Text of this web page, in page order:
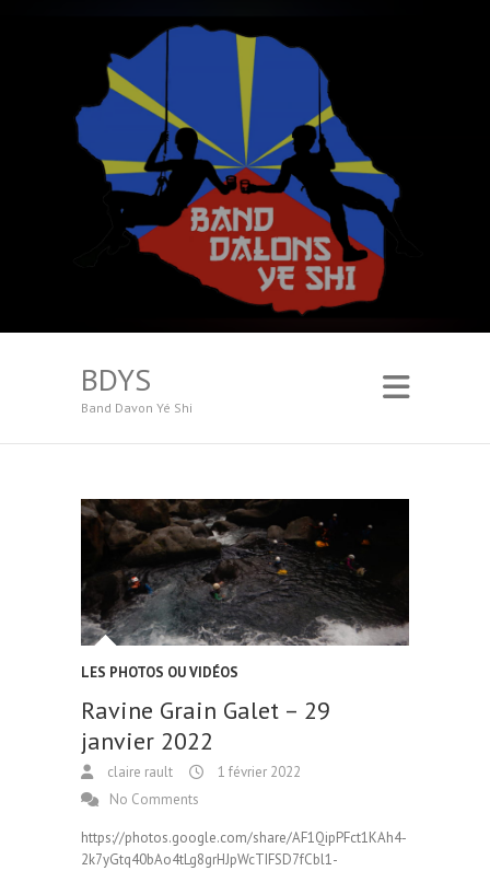
BDYS
Band Davon Yé Shi
LES PHOTOS OU VIDÉOS
Ravine Grain Galet – 29
janvier 2022
claire rault
1 février 2022
No Comments
https://photos.google.com/share/AF1QipPFct1KAh4-
2k7yGtq40bAo4tLg8grHJpWcTIFSD7fCbl1-